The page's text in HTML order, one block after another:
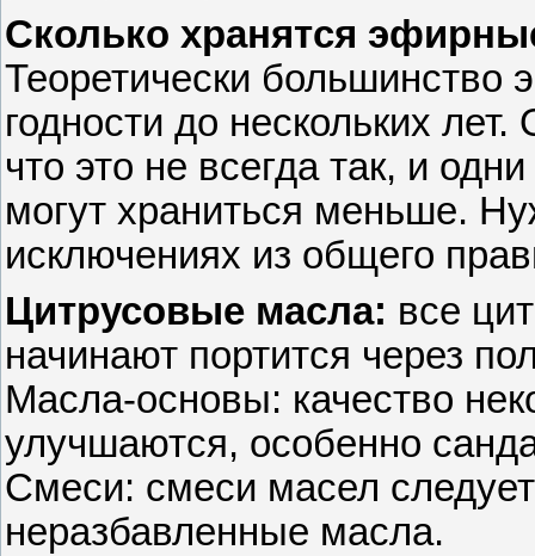
Сколько хранятся
Теоретически
годности до нескольких
что это не всегда так, и
могут храниться меньше.
исключениях из общего
Цитрусовые масла: все
начинают портится через
Масла-основы: качество
улучшаются, особенно
Смеси: смеси масел
неразбавленные масла.